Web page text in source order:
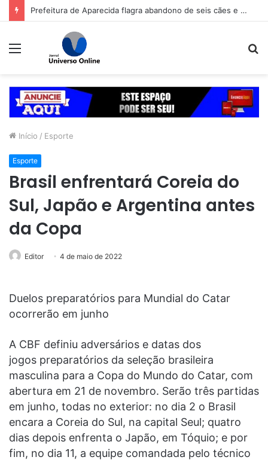
Prefeitura de Aparecida flagra abandono de seis cães e reitera que o ato é crime inafiançável
Menu
Início / Esporte
Esporte
Brasil enfrentará Coreia do
Sul, Japão e Argentina antes
da Copa
Editor 4 de maio de 2022
Duelos preparatórios para Mundial do Catar
ocorrerão em junho
A CBF definiu adversários e datas dos
jogos preparatórios da seleção brasileira
masculina para a Copa do Mundo do Catar, com
abertura em 21 de novembro. Serão três partidas
em junho, todas no exterior: no dia 2 o Brasil
encara a Coreia do Sul, na capital Seul; quatro
dias depois enfrenta o Japão, em Tóquio; e por
fim, no dia 11, a equipe comandada pelo técnico